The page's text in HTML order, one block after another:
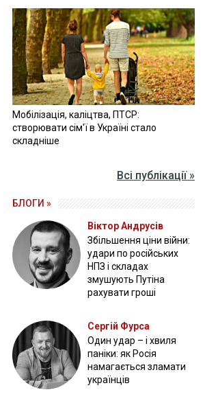
Мобілізація, каліцтва, ПТСР:
створювати сім'ї в Україні стало
складніше
Всі публікації »
БЛОГИ »
Віктор Андрусів
Збільшення ціни війни:
удари по російських
НПЗ і складах
змушують Путіна
рахувати гроші
Сергій Фурса
Один удар – і хвиля
паніки: як Росія
намагається зламати
українців